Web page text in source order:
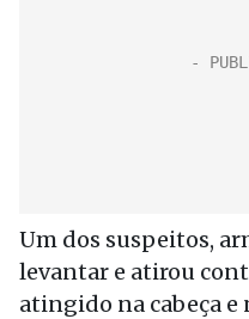
Um dos suspeitos,
levantar e atirou
atingido na cabeça e